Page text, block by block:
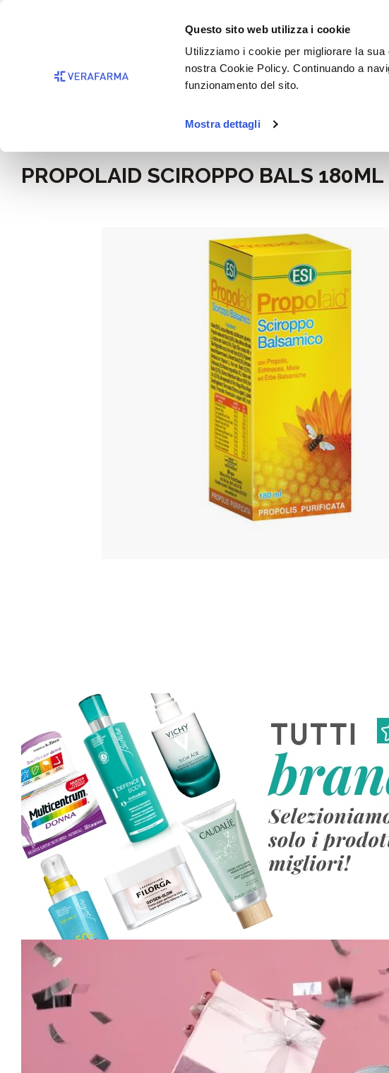
Questo sito web utilizza i cookie
Utilizziamo i cookie per migliorare la
nostra Cookie Policy. Continuando a
funzionamento del sito.
Mostra dettagli
Passa alla navigazione principale
Alimentazione e integratori Integratori
PROPOLAID SCIROPPO BALS 180ML